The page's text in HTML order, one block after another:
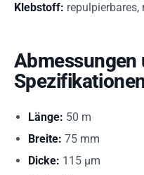
Klebstoff:
Abmessungen
Länge: 50 m
Breite: 75 mm
Dicke: 115 µm